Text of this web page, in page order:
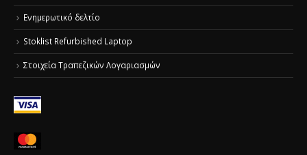
Ενημερωτικό δελτίο
Stoklist Refurbished Laptop
Στοιχεία Τραπεζικών Λογαριασμών